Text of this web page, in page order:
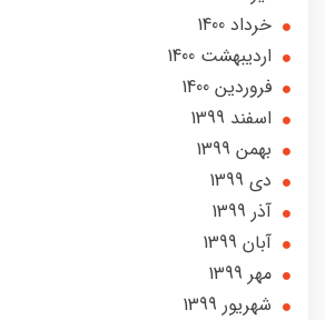
خرداد 1400
ارديبهشت 1400
فروردین 1400
اسفند 1399
بهمن 1399
دی 1399
آذر 1399
آبان 1399
مهر 1399
شهریور 1399